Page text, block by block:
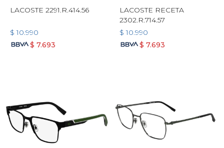
LACOSTE 2291.R.414.56
$ 10.990
$ 7.693
LACOSTE RECETA
2302.R.714.57
$ 10.990
$ 7.693